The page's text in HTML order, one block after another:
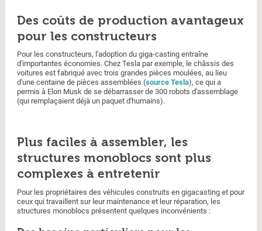
Des coûts de production avantageux
pour les constructeurs
Pour les constructeurs, l'adoption du giga-casting entraîne
d'importantes économies. Chez Tesla par exemple, le châssis des
voitures est fabriqué avec trois grandes pièces moulées, au lieu
d'une centaine de pièces assemblées (source Tesla), ce qui a
permis à Elon Musk de se débarrasser de 300 robots d'assemblage
(qui remplaçaient déjà un paquet d'humains).
Plus faciles à assembler, les
structures monoblocs sont plus
complexes à entretenir
Pour les propriétaires des véhicules construits en gigacasting et pour
ceux qui travaillent sur leur maintenance et leur réparation, les
structures monoblocs présentent quelques inconvénients :